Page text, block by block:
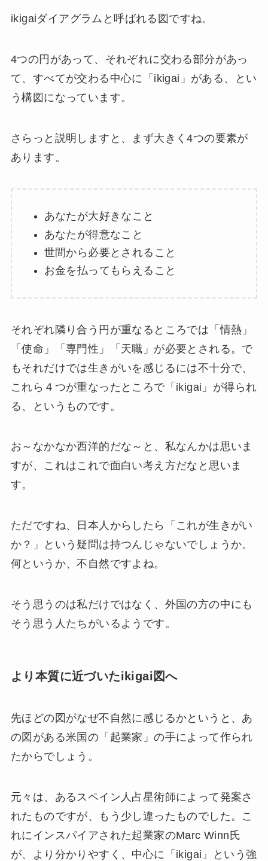
ikigaiダイアグラムと呼ばれる図ですね。
4つの円があって、それぞれに交わる部分があっ
て、すべてが交わる中心に「ikigai」がある、とい
う構図になっています。
さらっと説明しますと、まず大きく4つの要素が
あります。
あなたが大好きなこと
あなたが得意なこと
世間から必要とされること
お金を払ってもらえること
それぞれ隣り合う円が重なるところでは「情熱」
「使命」「専門性」「天職」が必要とされる。で
もそれだけでは生きがいを感じるには不十分で、
これら４つが重なったところで「ikigai」が得られ
る、というものです。
お～なかなか西洋的だな～と、私なんかは思いま
すが、これはこれで面白い考え方だなと思いま
す。
ただですね、日本人からしたら「これが生きがい
か？」という疑問は持つんじゃないでしょうか。
何というか、不自然ですよね。
そう思うのは私だけではなく、外国の方の中にも
そう思う人たちがいるようです。
より本質に近づいたikigai図へ
先ほどの図がなぜ不自然に感じるかというと、あ
の図がある米国の「起業家」の手によって作られ
たからでしょう。
元々は、あるスペイン人占星術師によって発案さ
れたものですが、もう少し違ったものでした。こ
れにインスパイアされた起業家のMarc Winn氏
が、より分かりやすく、中心に「ikigai」という強